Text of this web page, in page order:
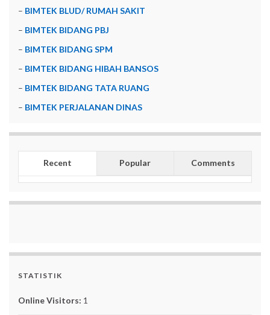
– BIMTEK BLUD/ RUMAH SAKIT
– BIMTEK BIDANG PBJ
– BIMTEK BIDANG SPM
– BIMTEK BIDANG HIBAH BANSOS
– BIMTEK BIDANG TATA RUANG
– BIMTEK PERJALANAN DINAS
Recent Popular Comments
STATISTIK
Online Visitors: 1